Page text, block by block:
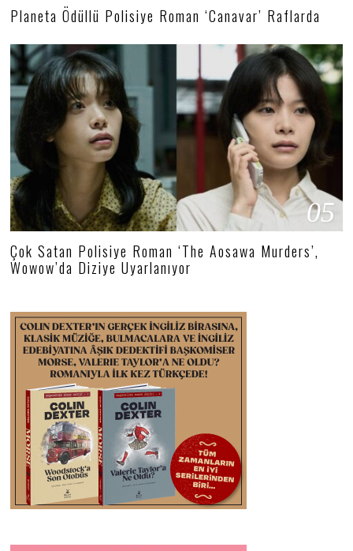
Planeta Ödüllü Polisiye Roman ‘Canavar’ Raflarda
05
Çok Satan Polisiye Roman ‘The Aosawa Murders’,
Wowow’da Diziye Uyarlanıyor